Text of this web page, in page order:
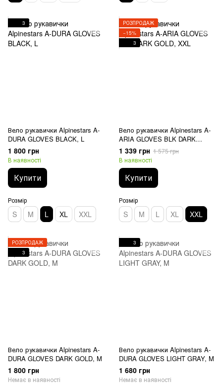
3
Вело рукавички Alpinestars A-
DURA GLOVES BLACK, L
1 800 грн
В наявності
Купити
Розмір
S M L XL XXL
РОЗПРОДАЖ
−15%
3
Вело рукавички Alpinestars A-
ARIA GLOVES BLK DARK
GOLD, XXL
1 339 грн 1 575 грн
В наявності
Купити
Розмір
S M L XL XXL
РОЗПРОДАЖ
3
Вело рукавички Alpinestars A-
DURA GLOVES DARK GOLD, M
1 800 грн
Немає в наявності
3
Вело рукавички Alpinestars A-
DURA GLOVES LIGHT GRAY, M
1 680 грн
Немає в наявності